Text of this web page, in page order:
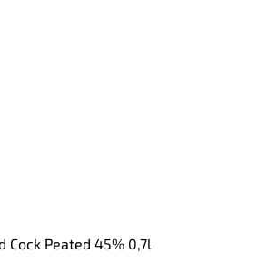
Cock Peated 45% 0,7l